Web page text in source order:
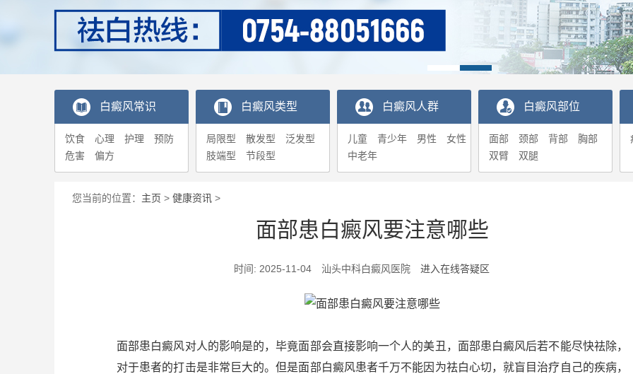
白癜风常识
饮食 心理 护理
预防
危害
偏方
白癜风类型
局限型 散发型
泛发型
肢端型
节段型
白癜风人群
儿童 青少年 男性
女性
中老年
白癜风部位
面部 颈部 背部
胸部
双臂
双腿
您当前的位置： 主页 > 健康资讯 >
面部患白癜风要注意哪些
时间: 2025-11-04 汕头中科白癜风医院 进入在线答疑区
面部患白癜风对人的影响是的，毕竟面部会直接影响一个人的美丑，面部患白癜风后若不能尽快祛除，
对于患者的打击是非常巨大的。但是面部白癜风患者千万不能因为祛白心切，就盲目治疗自己的疾病，